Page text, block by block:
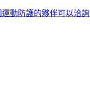
動防護的夥伴可以洽詢